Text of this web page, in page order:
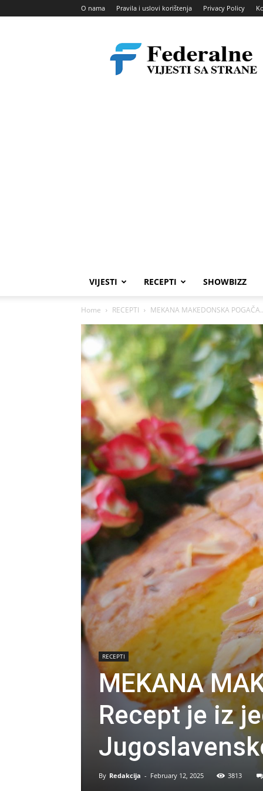
O nama Pravila i uslovi korištenja Privacy Policy
vijesti
VIJESTI RECEPTI SHOWBIZZ
Home RECEPTI MEKANA MAKEDONSKA
RECEPTI
MEKANA
Recept je iz
By Redakcija - February 12, 2025 3813